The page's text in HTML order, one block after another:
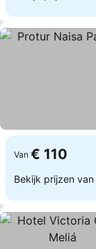
Van € 110
Bekijk prijzen van